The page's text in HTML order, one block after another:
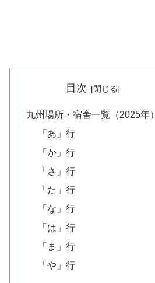
目次
九州場所・宿舎一覧（2025年）
「あ」行
「か」行
「さ」行
「た」行
「な」行
「は」行
「ま」行
「や」行